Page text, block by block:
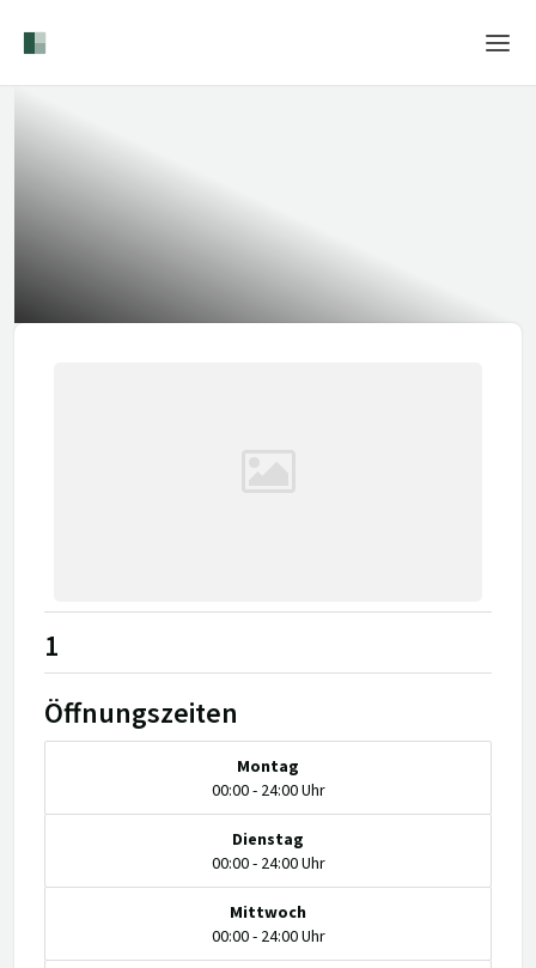
1
Öffnungszeiten
Montag
00:00 - 24:00 Uhr
Dienstag
00:00 - 24:00 Uhr
Mittwoch
00:00 - 24:00 Uhr